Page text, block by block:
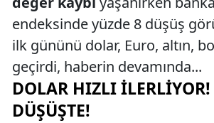
endeksinde yüzde 8 düşüş
ilk gününü dolar, Euro, altın,
geçirdi, haberin devamında...
DOLAR HIZLI İLERLIYOR!
DÜŞÜŞTE!